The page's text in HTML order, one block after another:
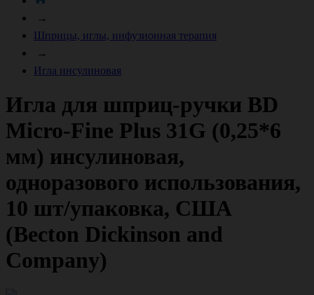
→
Шприцы, иглы, инфузионная терапия
→
Игла инсулиновая
Игла для шприц-ручки BD
Micro-Fine Plus 31G (0,25*6
мм) инсулиновая,
одноразового использования,
10 шт/упаковка, США
(Becton Dickinson and
Company)